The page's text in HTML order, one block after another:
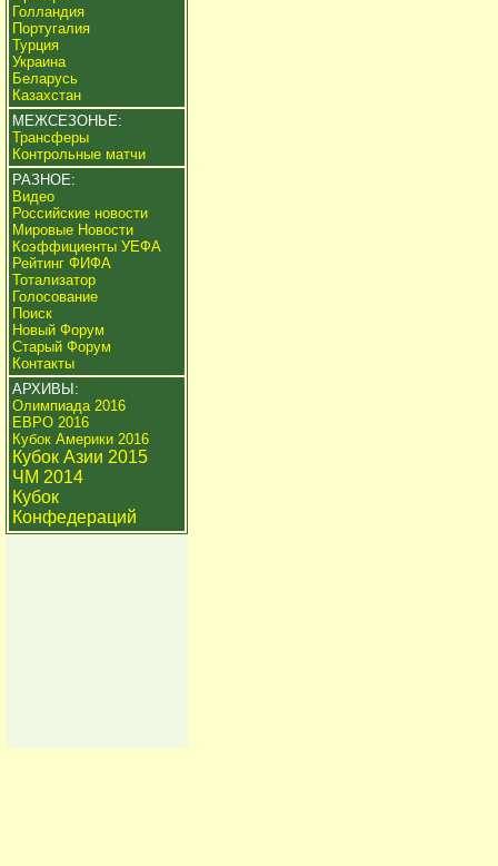
Голландия
Португалия
Турция
Украина
Беларусь
Казахстан
МЕЖСЕЗОНЬЕ:
Трансферы
Контрольные матчи
РАЗНОЕ:
Видео
Российские новости
Мировые Новости
Коэффициенты УЕФА
Рейтинг ФИФА
Тотализатор
Голосование
Поиск
Новый Форум
Старый Форум
Контакты
АРХИВЫ:
Олимпиада 2016
ЕВРО 2016
Кубок Америки 2016
Кубок Азии 2015
ЧМ 2014
Кубок
Конфедераций